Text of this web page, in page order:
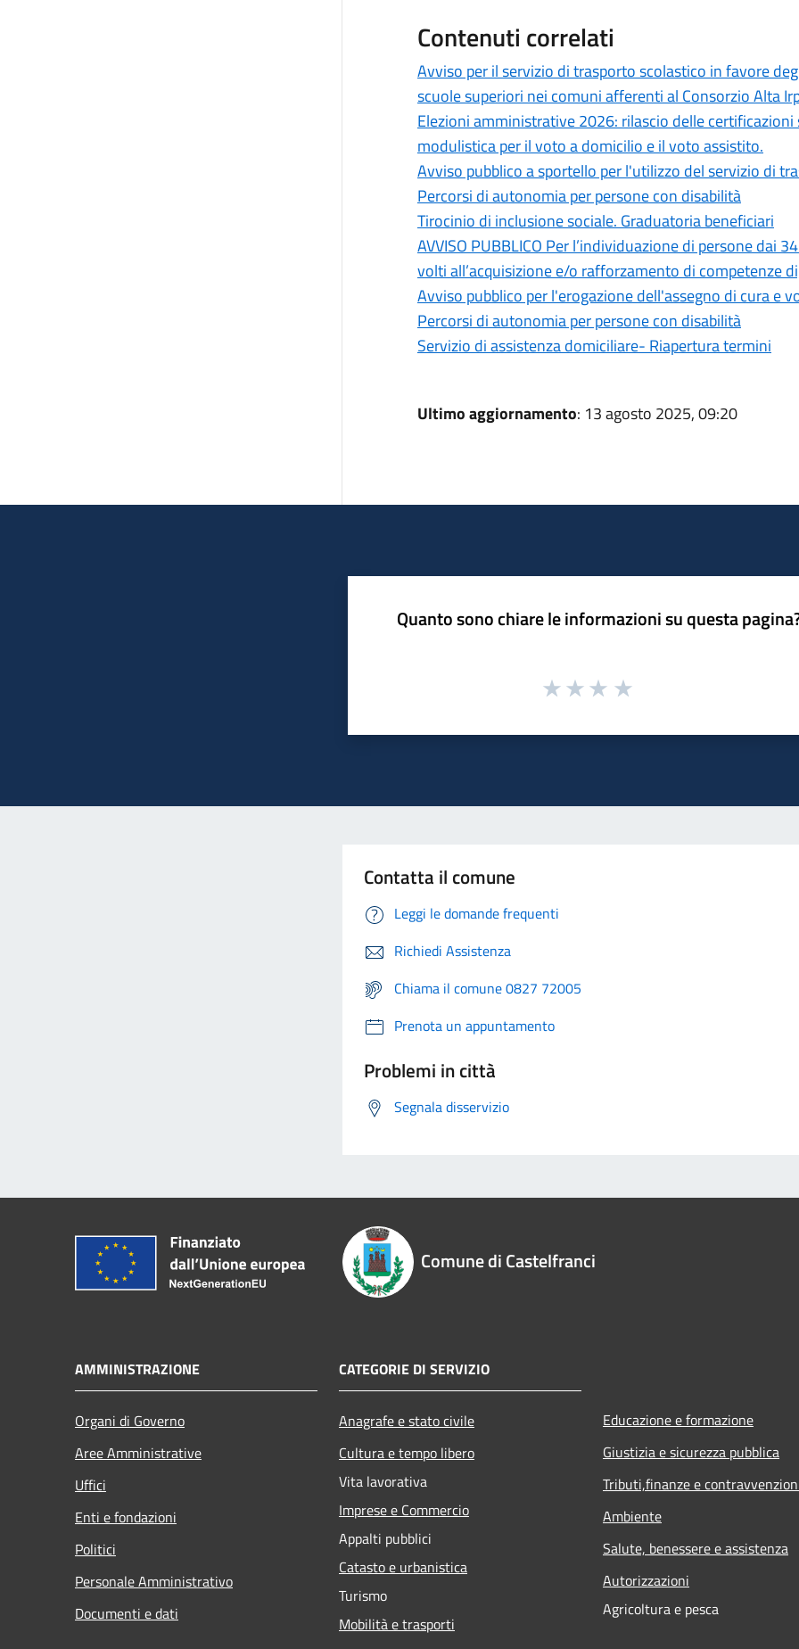
Contenuti correlati
Avviso per il servizio di trasporto scolastico in favore
scuole superiori nei comuni afferenti al Consorzio Alta
Elezioni amministrative 2026: rilascio delle
modulistica per il voto a domicilio e il voto assistito.
Avviso pubblico a sportello per l'utilizzo del servizio di
Percorsi di autonomia per persone con disabilità
Tirocinio di inclusione sociale. Graduatoria beneficiari
AVVISO PUBBLICO Per l’individuazione di persone dai
volti all’acquisizione e/o rafforzamento di competenze
Avviso pubblico per l'erogazione dell'assegno di cura e
Percorsi di autonomia per persone con disabilità
Servizio di assistenza domiciliare- Riapertura termini
Ultimo aggiornamento: 13 agosto 2025, 09:20
Quanto sono chiare le informazioni su questa
Contatta il comune
Leggi le domande frequenti
Richiedi Assistenza
Chiama il comune 0827 72005
Prenota un appuntamento
Problemi in città
Segnala disservizio
Comune di Castelfranci
AMMINISTRAZIONE
Organi di Governo
Aree Amministrative
Uffici
Enti e fondazioni
Politici
Personale Amministrativo
Documenti e dati
CATEGORIE DI SERVIZIO
Anagrafe e stato civile
Cultura e tempo libero
Vita lavorativa
Imprese e Commercio
Appalti pubblici
Catasto e urbanistica
Turismo
Mobilità e trasporti
Educazione e formazione
Giustizia e sicurezza pubblica
Tributi,finanze e
Ambiente
Salute, benessere e assistenza
Autorizzazioni
Agricoltura e pesca